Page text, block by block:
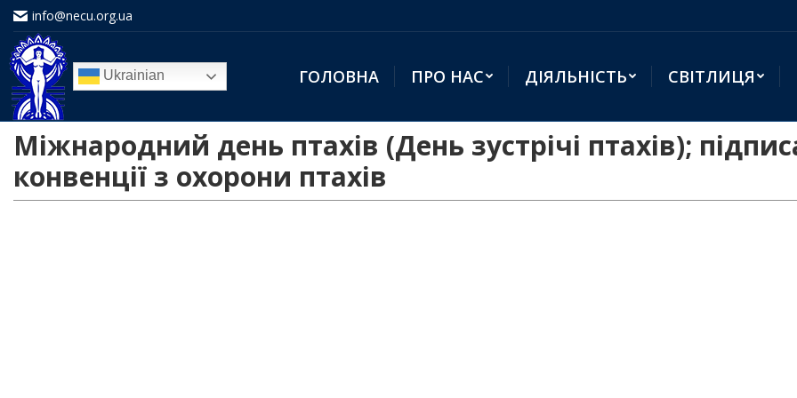
info@necu.org.ua
Ukrainian ГОЛОВНА ПРО НАС ДІЯЛЬНІСТЬ СВІТЛИЦЯ
Міжнародний день птахів (День зустрічі птахів);
конвенції з охорони птахів